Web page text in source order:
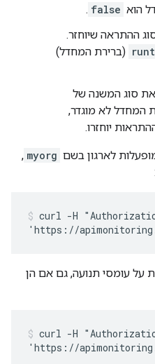
הוא false
.
ההתראה שיוחזר.
(ברירת המחדל)
את סוג המשנה של
המחדל לא מוגדר,
יוחזרו.
לארגון בשם myorg
,
curl -H
על עומסי תנועה, גם אם הן
curl -H